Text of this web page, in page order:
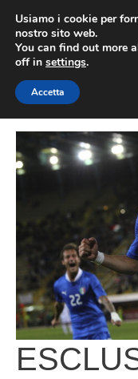
contenuto
Usiamo i cookie per
nostro sito web.
You can find out more
off in settings.
Accetta